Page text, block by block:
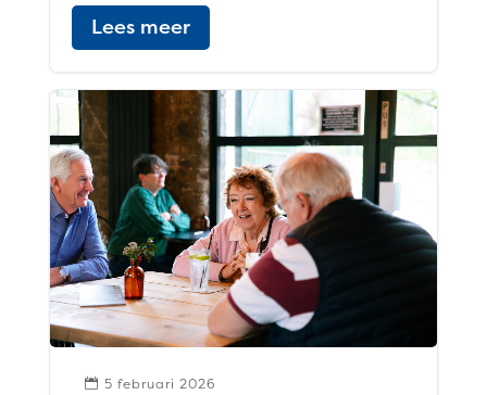
Lees meer
 5 februari 2026